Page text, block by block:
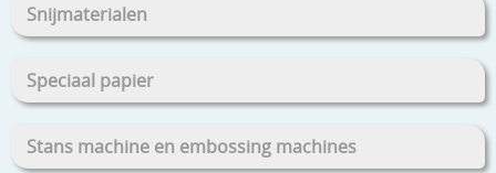
Snijmaterialen
Speciaal papier
Stans machine en embossing machines